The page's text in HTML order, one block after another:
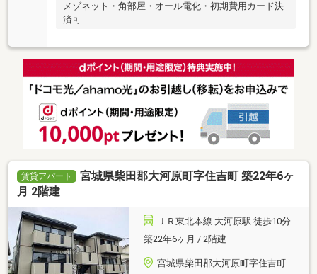
メゾネット・角部屋・オール電化・初期費用カード決
済可
賃貸アパート
宮城県柴田郡大河原町字住吉町 築22年6ヶ
月 2階建
ＪＲ東北本線 大河原駅 徒歩10分
築22年6ヶ月 / 2階建
宮城県柴田郡大河原町字住吉町